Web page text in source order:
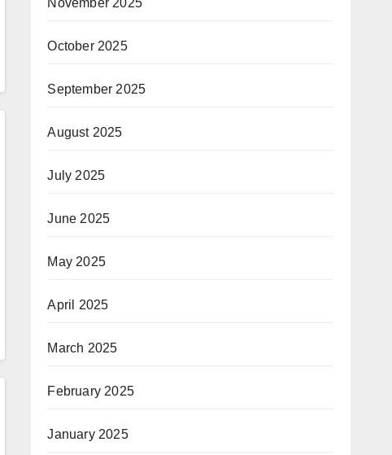
October 2025
September 2025
August 2025
July 2025
June 2025
May 2025
April 2025
March 2025
February 2025
January 2025